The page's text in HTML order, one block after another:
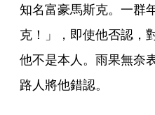
知名富豪馬斯克。一群
克！」，即使他否認，
他不是本人。雨果無奈
路人將他錯認。